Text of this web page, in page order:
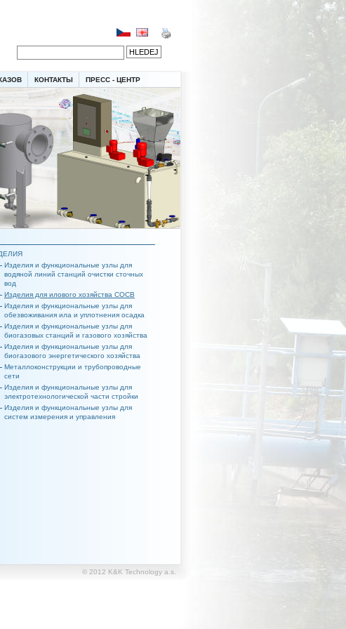
КОНТАКТЫ ПРЕСС - ЦЕНТР
Изделия и функциональные узлы для
водяной линий станций очистки сточных
вод
Изделия для илового хозяйства СОСВ
Изделия и функциональные узлы для
обезвоживания ила и уплотнения осадка
Изделия и функциональные узлы для
биогазовых станций и газового хозяйства
Изделия и функциональные узлы для
биогазового энергетического хозяйства
Металлоконструкции и трубопроводные
сети
Изделия и функциональные узлы для
электротехнологической части стройки
Изделия и функциональные узлы для
систем измерения и управления
© 2012 K&K Technology a.s.